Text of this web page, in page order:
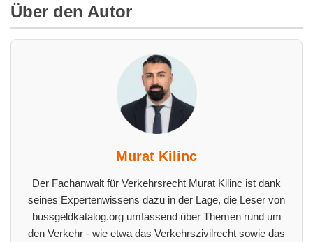
Über den Autor
Murat Kilinc
Der Fachanwalt für Verkehrsrecht Murat Kilinc ist dank
seines Expertenwissens dazu in der Lage, die Leser von
bussgeldkatalog.org umfassend über Themen rund um
den Verkehr - wie etwa das Verkehrszivilrecht sowie das